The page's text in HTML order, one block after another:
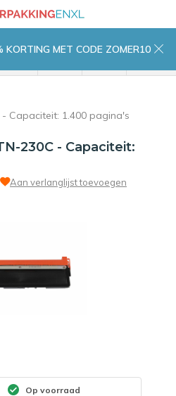
KORTING MET CODE ZOMER10
Capaciteit: 1.400 pagina's
230C - Capaciteit:
Aan verlanglijst toevoegen
Op voorraad